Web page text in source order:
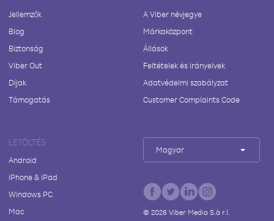
Jellemzők
Blog
Biztonság
Viber Out
Díjak
Támogatás
A Viber névjegye
Márkaközpont
Állások
Feltételek és irányelvek
Adatvédelmi szabályzat
Customer Complaints Code
LETÖLTÉS
Android
iPhone & iPad
Windows PC
Mac
Magyar
© 2026Viber Media S.à r.l.